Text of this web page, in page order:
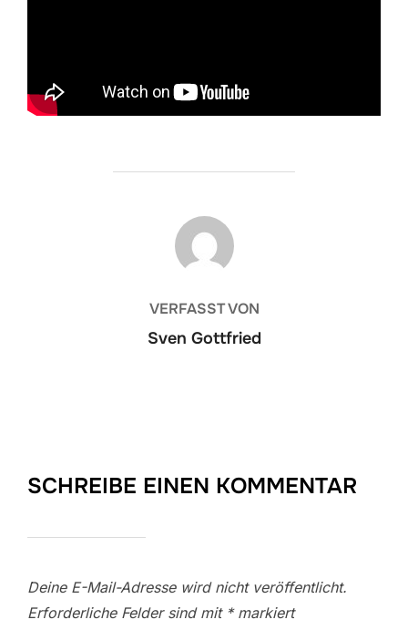
BEITRAGSAUTOR
VERFASST VON
Sven Gottfried
SCHREIBE EINEN KOMMENTAR
Deine E-Mail-Adresse wird nicht veröffentlicht.
Erforderliche Felder sind mit *markiert